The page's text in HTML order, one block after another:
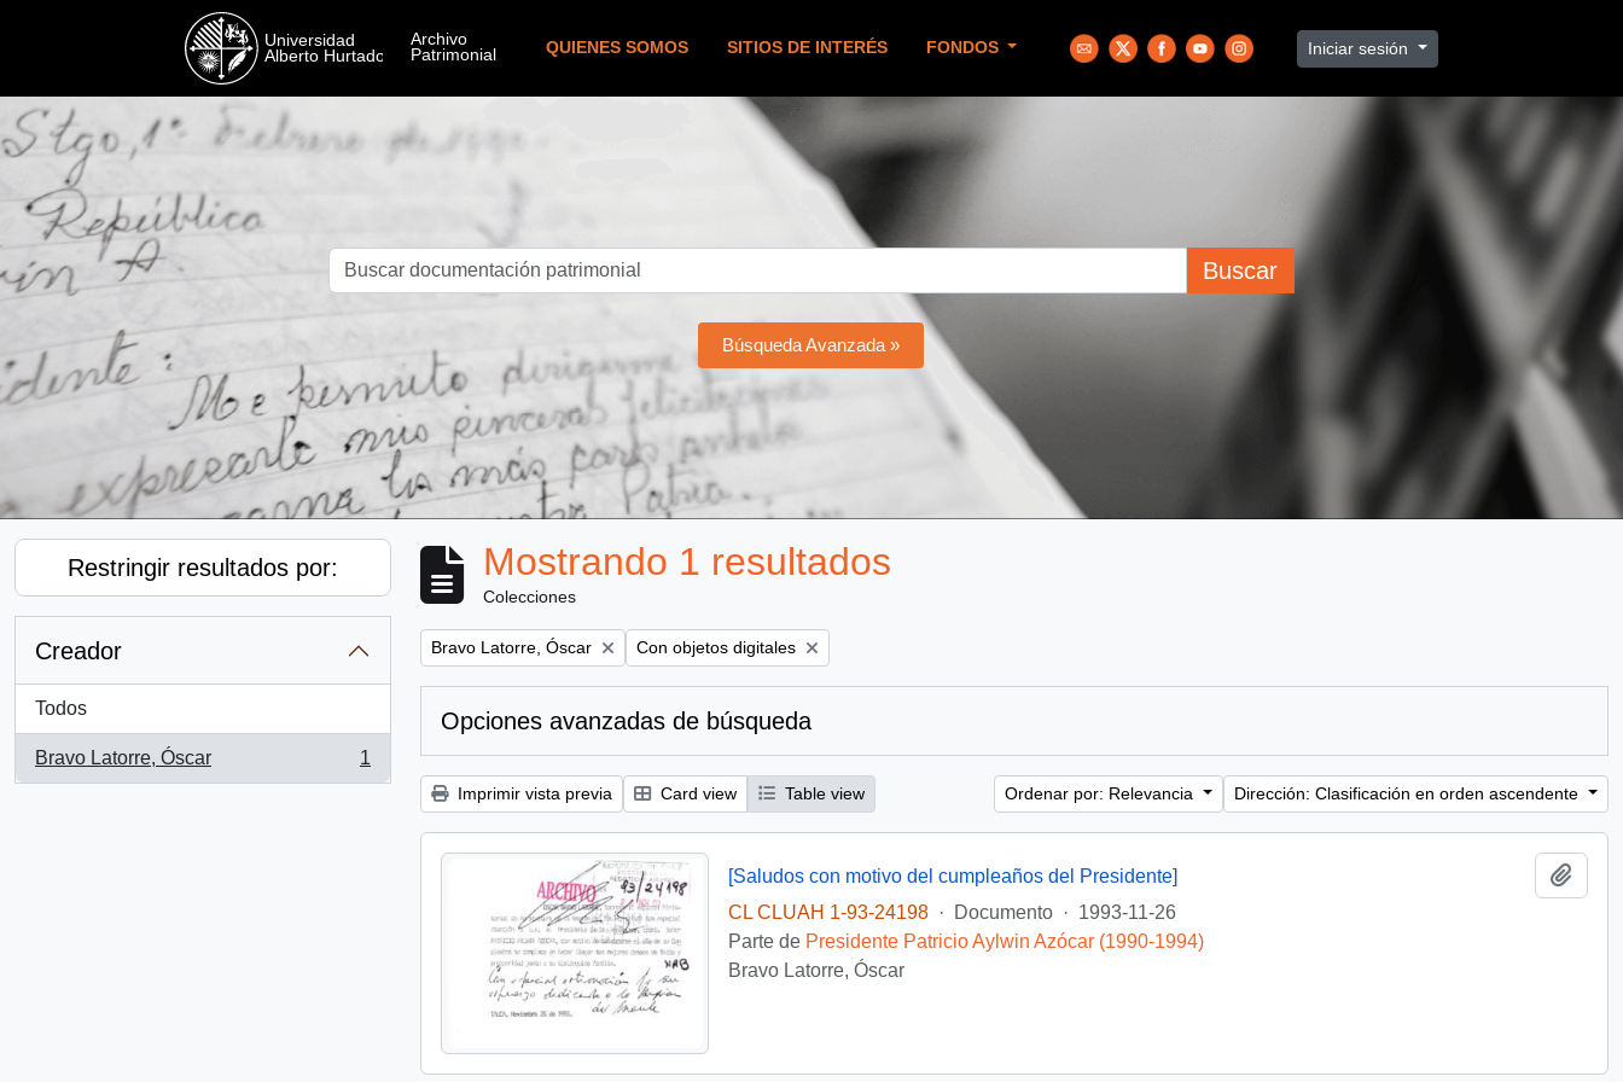
QUIENES SOMOS SITIOS DE INTERÉS FONDOS Iniciar sesión
Buscar
Búsqueda Avanzada »
Restringir resultados por:
Creador
Todos
Bravo Latorre, Óscar
, 1 resultados
1
Mostrando 1 resultados
Colecciones
Remove filter:
Bravo Latorre, Óscar Remove filter:
Con objetos digitales
Opciones avanzadas de búsqueda
Imprimir vista previa Card view Table view Ordenar por: Relevancia Dirección: Clasificación en orden ascendente
[Saludos con motivo del cumpleaños del Presidente]
CL CLUAH 1-93-24198
· Documento · 1993-11-26
Parte de Presidente Patricio Aylwin Azócar (1990-1994)
Bravo Latorre, Óscar